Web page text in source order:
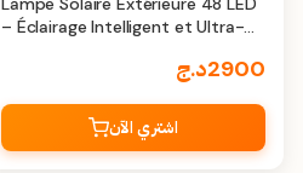
– Éclairage Intelligent et Ultra-
2900د.ج
اشتري الآن